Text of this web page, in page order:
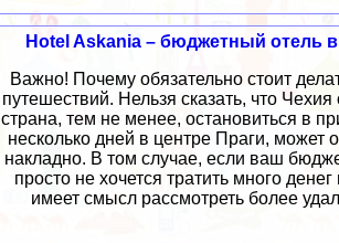
Hotel Askania – бюджетный отель
Важно! Почему обязательно стоит
путешествий. Нельзя сказать, что
страна, тем не менее, остановиться в
несколько дней в центре Праги, может
накладно. В том случае, если ваш
просто не хочется тратить много
имеет смысл рассмотреть более